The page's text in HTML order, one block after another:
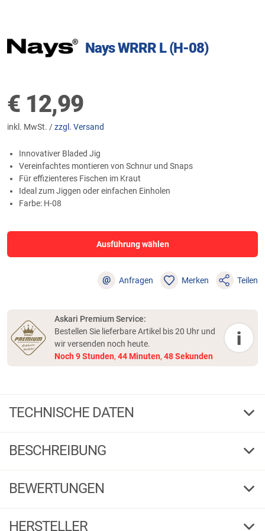
Nays WRRR L (H-08)
€ 12,99
inkl. MwSt. /zzgl. Versand
Innovativer Bladed Jig
Vereinfachtes montieren von Schnur und Snaps
Für effizienteres Fischen im Kraut
Ideal zum Jiggen oder einfachen Einholen
Farbe: H-08
Ausführung wählen
Anfragen
@ Merken Teilen
Askari Premium Service:
Bestellen Sie lieferbare Artikel bis 20 Uhr und
wir versenden noch heute.
Noch 9Stunden, 44 Minuten, 47Sekunden
i
TECHNISCHE DATEN
Haken-Gr. 3/0
BESCHREIBUNG
BEWERTUNGEN
i
Produktbewertungen können nur von Kunden erstellt
HERSTELLER